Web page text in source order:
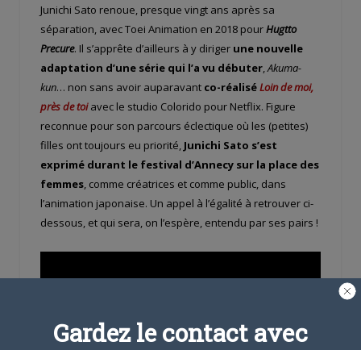
Junichi Sato renoue, presque vingt ans après sa
séparation, avec Toei Animation en 2018 pourHugtto
Precure. Il s’apprête d’ailleurs à y diriger une nouvelle
adaptation d’une série qui l’a vu débuter,Akuma-
kun… non sans avoir auparavant co-réaliséLoin de moi,
près de toiavec le studio Colorido pour Netflix. Figure
reconnue pour son parcours éclectique où les (petites)
filles ont toujours eu priorité, Junichi Sato s’est
exprimé durant le festival d’Annecy sur la place des
femmes, comme créatrices et comme public, dans
l’animation japonaise. Un appel à l’égalité à retrouver ci-
dessous, et qui sera, on l’espère, entendu par ses pairs !
Gardez le contact avec